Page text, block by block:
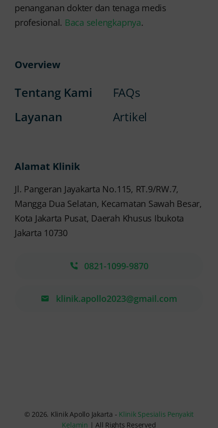
penanganan dokter dan tenaga medis
profesional. Baca selengkapnya.
Overview
Tentang Kami
Layanan
FAQs
Artikel
Alamat Klinik
Jl. Pangeran Jayakarta No.115, RT.9/RW.7,
Mangga Dua Selatan, Kecamatan Sawah Besar,
Kota Jakarta Pusat, Daerah Khusus Ibukota
Jakarta 10730
0821-1099-9870
klinik.apollo2023@gmail.com
© 2026. Klinik Apollo Jakarta - Klinik Spesialis Penyakit
Kelamin | All Rights Reserved